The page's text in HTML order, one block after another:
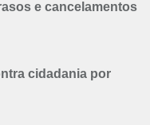
e cancelamentos
cidadania por